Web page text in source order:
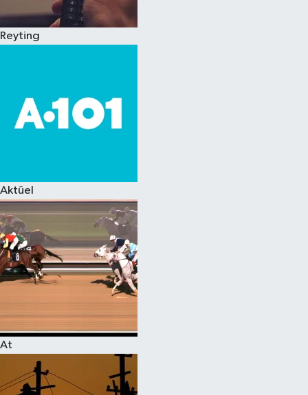
Reyting
Aktüel
At